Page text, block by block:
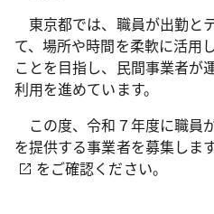
東京都では、職員が出勤と
て、場所や時間を柔軟に活用
ことを目指し、民間事業者が
利用を進めています。
この度、令和７年度に職員
を提供する事業者を募集しま
をご確認ください。